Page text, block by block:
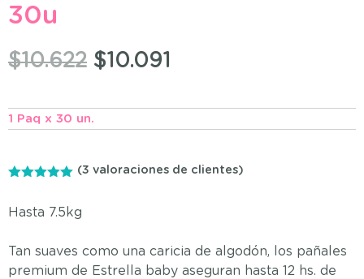
30u
$10.622 $10.091
1 Paq x 30 un.
(3 valoraciones de clientes)
Hasta 7.5kg
Tan suaves como una caricia de algodón, los pañales
premium de Estrella baby aseguran hasta 12 hs. de